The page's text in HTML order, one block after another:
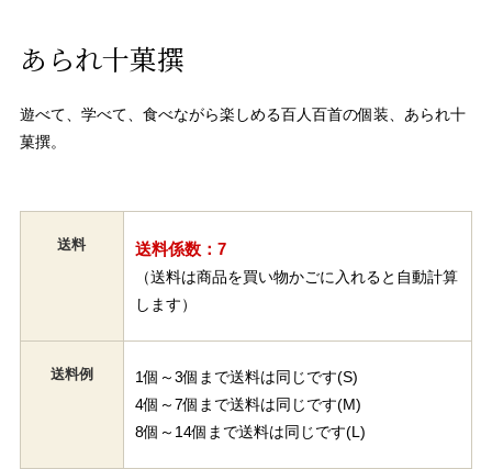
あられ十菓撰
遊べて、学べて、食べながら楽しめる百人百首の個装、あられ十
菓撰。
送料 送料係数：7
（送料は商品を買い物かごに入れると自動計算
します）
送料例
1個～3個まで送料は同じです(S)
4個～7個まで送料は同じです(M)
8個～14個まで送料は同じです(L)